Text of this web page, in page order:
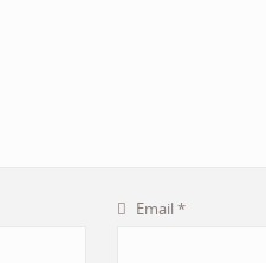
Email *